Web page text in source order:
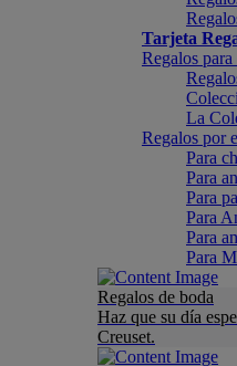
Tarjeta
Regalos
La
Regalos por
Para
Para
Para
Para
Para
Para
Regalos de boda
Haz que su día
Creuset.